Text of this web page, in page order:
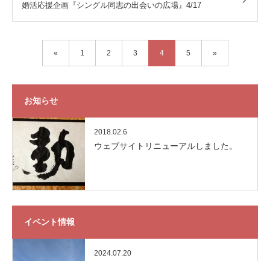
婚活応援企画『シングル同志の出会いの広場』4/17
« 1 2 3 4 5 »
お知らせ
2018.02.6
ウェブサイトリニューアルしました。
イベント情報
2024.07.20